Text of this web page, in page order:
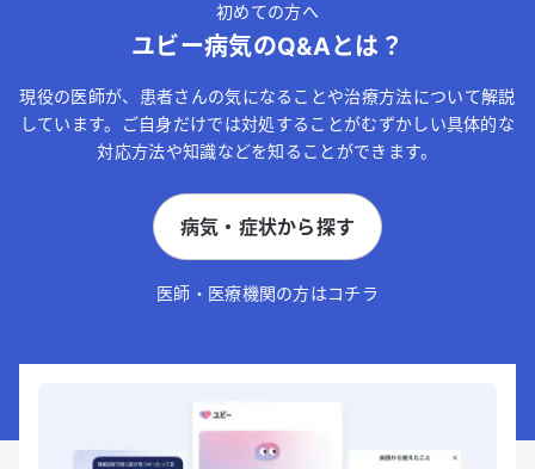
初めての方へ
ユビー病気のQ&Aとは？
現役の医師が、患者さんの気になることや治療方法について解説
しています。ご自身だけでは対処することがむずかしい具体的な
対応方法や知識などを知ることができます。
病気・症状から探す
医師・医療機関の方はコチラ